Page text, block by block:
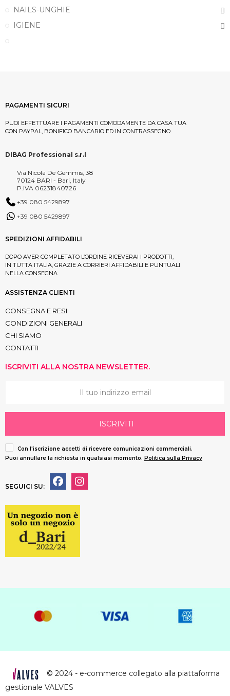
NAILS-UNGHIE
IGIENE
PAGAMENTI SICURI
PUOI EFFETTUARE I PAGAMENTI COMODAMENTE DA CASA TUA
CON PAYPAL, BONIFICO BANCARIO ED IN CONTRASSEGNO.
DIBAG Professional s.r.l
Via Nicola De Gemmis, 38
70124 BARI - Bari, Italy
P.IVA 06231840726
+39 080 5429897
+39 080 5429897
SPEDIZIONI AFFIDABILI
DOPO AVER COMPLETATO L’ORDINE RICEVERAI I PRODOTTI,
IN TUTTA ITALIA, GRAZIE A CORRIERI AFFIDABILI E PUNTUALI
NELLA CONSEGNA
ASSISTENZA CLIENTI
CONSEGNA E RESI
CONDIZIONI GENERALI
CHI SIAMO
CONTATTI
ISCRIVITI ALLA NOSTRA NEWSLETTER.
ISCRIVITI
Con l'iscrizione accetti di ricevere comunicazioni commerciali.
Puoi annullare la richiesta in qualsiasi momento. Politica sulla Privacy
SEGUICI SU:
© 2024 - e-commerce collegato alla piattaforma
gestionale VALVES